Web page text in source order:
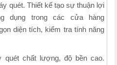
quét. Thiết kế tạo sự thuận lợi
dụng trong các cửa hàng
diện tích, kiểm tra tính năng
quét chất lượng, độ bền cao.